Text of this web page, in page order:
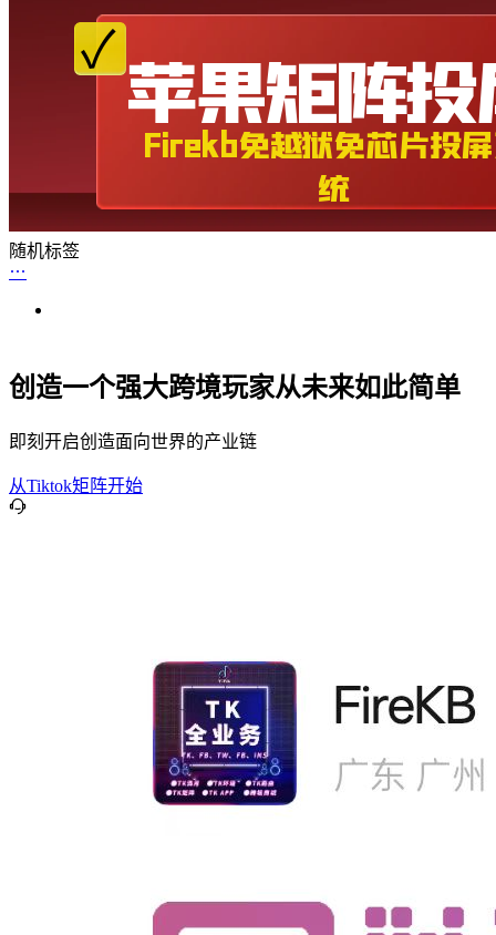
随机标签
创造一个强大跨境玩家从未来如此简单
即刻开启创造面向世界的产业链
从Tiktok矩阵开始